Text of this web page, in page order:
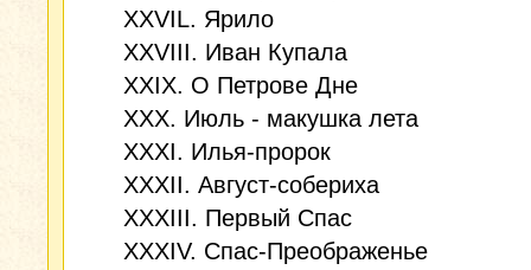
XXVIL. Ярило
XXVIII. Иван Купала
XXIX. О Петрове Дне
XXX. Июль - макушка лета
XXXI. Илья-пророк
ХХХII. Август-собериха
ХХХIII. Первый Спас
XXXIV. Спас-Преображенье